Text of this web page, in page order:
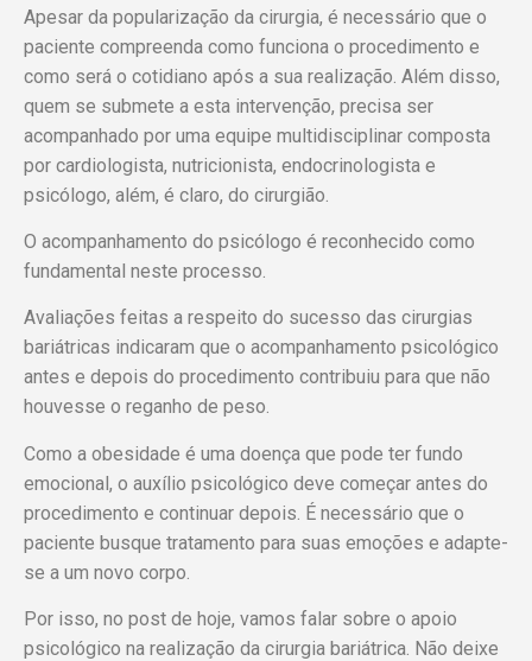
Apesar da popularização da cirurgia, é necessário que o
paciente compreenda como funciona o procedimento e
como será o cotidiano após a sua realização. Além disso,
quem se submete a esta intervenção, precisa ser
acompanhado por uma equipe multidisciplinar composta
por cardiologista, nutricionista, endocrinologista e
psicólogo, além, é claro, do cirurgião.
O acompanhamento do psicólogo é reconhecido como
fundamental neste processo.
Avaliações feitas a respeito do sucesso das cirurgias
bariátricas indicaram que o acompanhamento psicológico
antes e depois do procedimento contribuiu para que não
houvesse o reganho de peso.
Como a obesidade é uma doença que pode ter fundo
emocional, o auxílio psicológico deve começar antes do
procedimento e continuar depois. É necessário que o
paciente busque tratamento para suas emoções e adapte-
se a um novo corpo.
Por isso, no post de hoje, vamos falar sobre o apoio
psicológico na realização da cirurgia bariátrica. Não deixe